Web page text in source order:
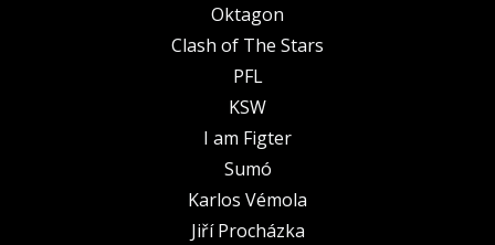
Oktagon
Clash of The Stars
PFL
KSW
I am Figter
Sumó
Karlos Vémola
Jiří Procházka